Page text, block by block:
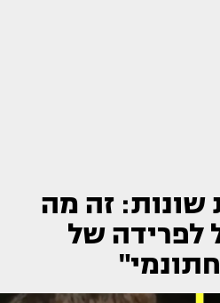
שונות: זה מה
לפרידה של